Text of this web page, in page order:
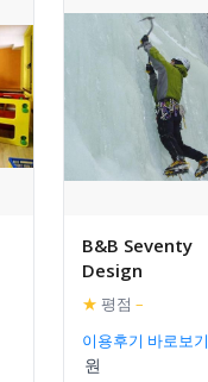
B&B Seventy
Design
★ 평점 –
이용후기 바로보기